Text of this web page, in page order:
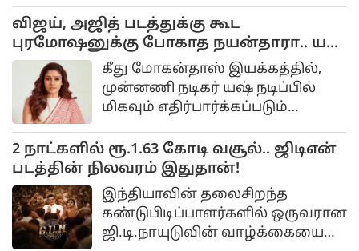
நடிகை சிம்ரன் இந்த
நிறுவனத்தின் விளம்பர
பணிகளில் ஈடுபட்டுள்ள
நிலையில், தற்போது விஜய்
சேதுபதியும் இணைந்திருப்பது
ரசிகர்களை
வலைதளங்களில்
விஜய், அஜித் படத்துக்கு கூட
புரமோஷனுக்கு போகாத நயன்தாரா.. யஷ்
படத்தில் மட்டும் ஆஜர்...
கீது மோகன்தாஸ் இயக்கத்தில்,
முன்னணி நடிகர் யஷ் நடிப்பில்
மிகவும் எதிர்பார்க்கப்படும்
இத்திரைப்படத்தில் கியாரா
அத்வானி, நயன்தாரா, ருக்மணி
வசந்த் உள்ளிட்ட பல
நட்சத்திரங்கள் இணைந்து
நடித்துள்ளனர். வரும் 26-ம் தேதி
படம் திரையரங்குகளில்
2 நாட்களில் ரூ.1.63 கோடி வசூல்.. ஜிடிஎன்
படத்தின் நிலவரம் இதுதான்!
இந்தியாவின் தலைசிறந்த
கண்டுபிடிப்பாளர்களில் ஒருவரான
ஜி.டி.நாயுடுவின் வாழ்க்கையை